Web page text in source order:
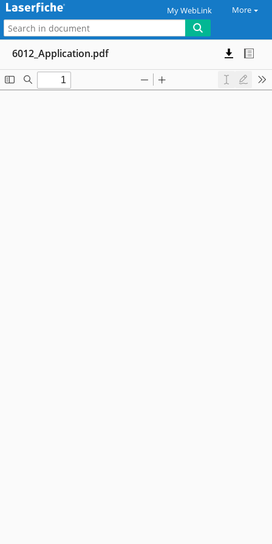
My WebLink More
6012_Application.pdf